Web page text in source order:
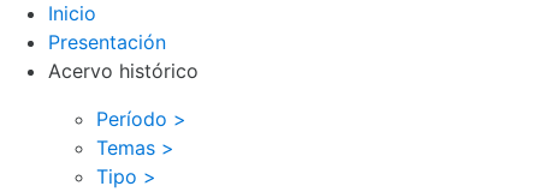
Inicio
Presentación
Acervo histórico
Período >
Temas >
Tipo >